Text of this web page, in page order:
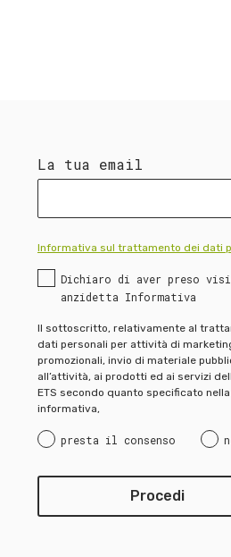
La tua email
Informativa sul trattamento dei dati
Dichiaro di aver preso
anzidetta Informativa
Il sottoscritto, relativamente al
dati personali per attività di
promozionali, invio di materiale
all’attività, ai prodotti ed ai servizi
ETS secondo quanto specificato
informativa,
presta il consenso